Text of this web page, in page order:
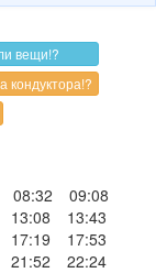
08:32
09:08
13:08
13:43
17:19
17:53
21:52
22:24